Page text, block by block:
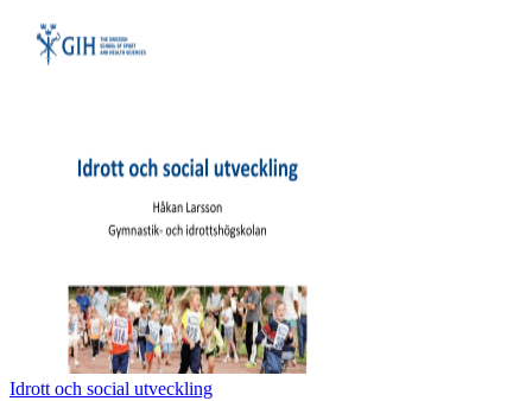
Idrott och social utveckling